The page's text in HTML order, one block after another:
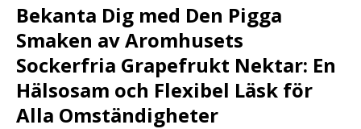
Bekanta Dig med Den Pigga
Smaken av Aromhusets
Sockerfria Grapefrukt Nektar: En
Hälsosam och Flexibel Läsk för
Alla Omständigheter